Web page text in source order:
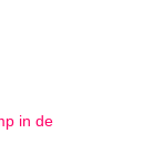
in de